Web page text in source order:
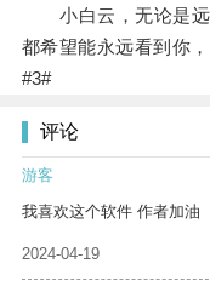
小白云，无论是远
都希望能永远看到你
#3#
评论
游客
我喜欢这个软件 作者加油
2024-04-19